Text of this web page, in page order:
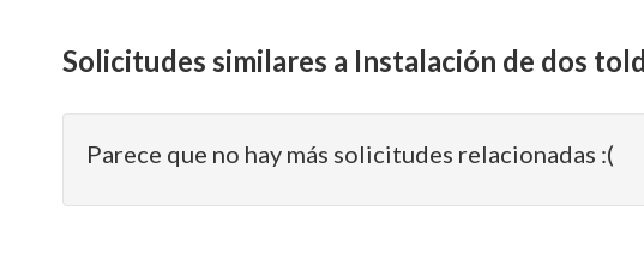
Solicitudes similares a Instalación de dos
Parece que no hay más solicitudes relacionadas :(